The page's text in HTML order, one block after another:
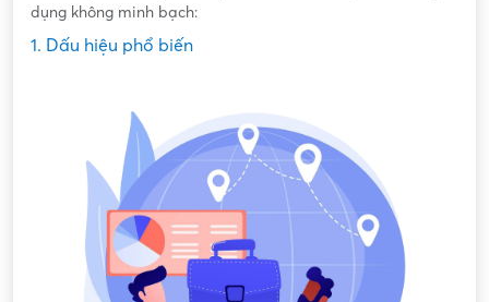
dụng không minh bạch:
1. Dấu hiệu phổ biến